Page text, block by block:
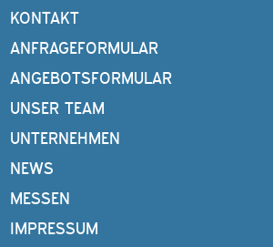
KONTAKT
ANFRAGEFORMULAR
ANGEBOTSFORMULAR
UNSER TEAM
UNTERNEHMEN
NEWS
MESSEN
IMPRESSUM